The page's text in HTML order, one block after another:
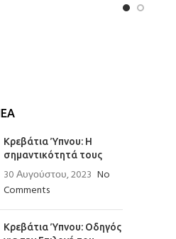
Κρεβάτια Ύπνου: Η
σημαντικότητά τους
30 Αυγούστου, 2023 No
Comments
Κρεβάτια Ύπνου: Οδηγός